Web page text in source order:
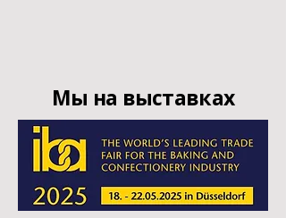
Мы на выставках